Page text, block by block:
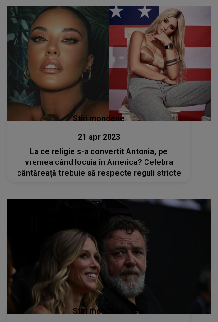
Stiri mondene
21 apr 2023
La ce religie s-a convertit Antonia, pe
vremea când locuia în America? Celebra
cântăreață trebuie să respecte reguli stricte
Stiri mondene